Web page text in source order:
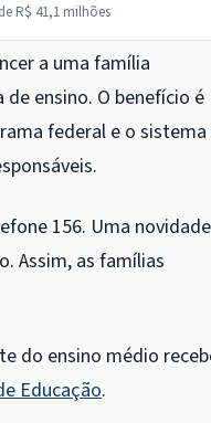
R$ 41,1 milhões
a uma família
ensino. O benefício é
federal e o sistema
156. Uma
Assim, as famílias
do ensino médio
Educação.